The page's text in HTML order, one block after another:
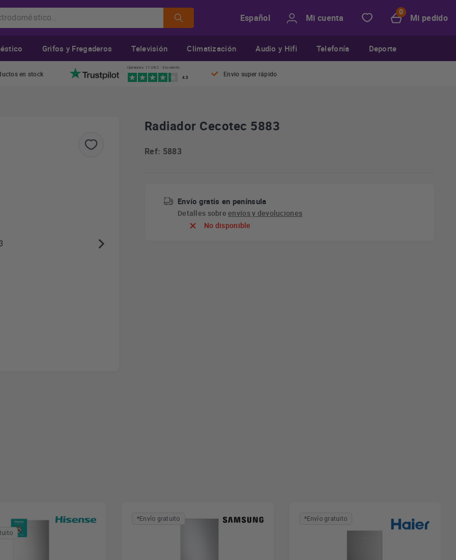
Español Mi cuenta Mi pedido
Grifos y Fregaderos Televisión Climatización Audio y Hifi Telefonía Deporte
en stock
Opiniones 17.082 · Excelente
4.3 Envio super rápido
Radiador Cecotec 5883
Ref: 5883
Envío gratis en península
Detalles sobreenvíos y devoluciones
No disponible
*Envío gratuito *Envío gratuito